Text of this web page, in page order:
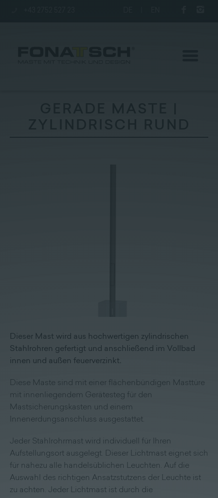
Dieser Mast wird aus hochwertigen zylindrischen
Stahlrohren gefertigt und anschließend im Vollbad
innen und außen feuerverzinkt.
Diese Maste sind mit einer flächenbündigen Masttüre
mit innenliegendem Gerätesteg für den
Mastsicherungskasten und einem
Innenerdungsanschluss ausgestattet.
Jeder Stahlrohrmast wird individuell für Ihren
Aufstellungsort ausgelegt. Dieser Lichtmast eignet sich
für nahezu alle handelsüblichen Leuchten. Auf die
Auswahl des richtigen Ansatzstutzens der Leuchte ist
zu achten. Jeder Lichtmast ist durch die